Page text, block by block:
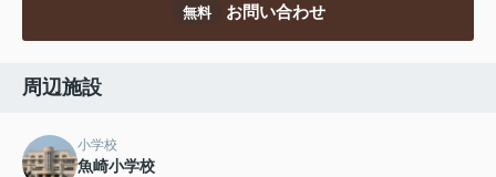
無料 お問い合わせ
周辺施設
小学校
魚崎小学校